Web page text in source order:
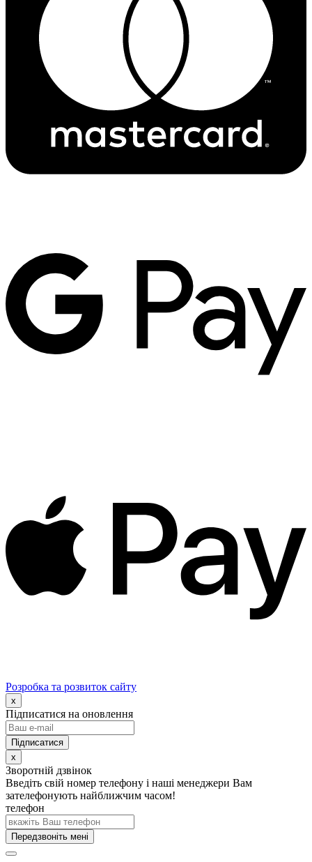
Розробка та розвиток сайту
x
Підписатися на оновлення
x
Зворотній дзвінок
Введіть свій номер телефону і наші менеджери Вам
зателефонують найближчим часом!
телефон
Передзвоніть мені